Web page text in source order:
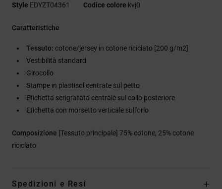
Style EDYZT04361 Codice colore kvj0
Caratteristiche
Tessuto: cotone/jersey in cotone riciclato [200 g/m2]
Vestibilità standard
Girocollo
Stampe in plastisol centrate sul petto
Etichetta serigrafata centrale sul collo posteriore
Etichetta con morsetto verticale sull'orlo
Composizione [Tessuto principale] 75% cotone, 25% cotone
riciclato
Spedizioni e Resi